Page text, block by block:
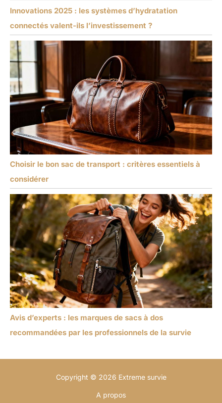
Innovations 2025 : les systèmes d’hydratation
connectés valent-ils l’investissement ?
Choisir le bon sac de transport : critères essentiels à
considérer
Avis d’experts : les marques de sacs à dos
recommandées par les professionnels de la survie
Copyright © 2026 Extreme survie
A propos